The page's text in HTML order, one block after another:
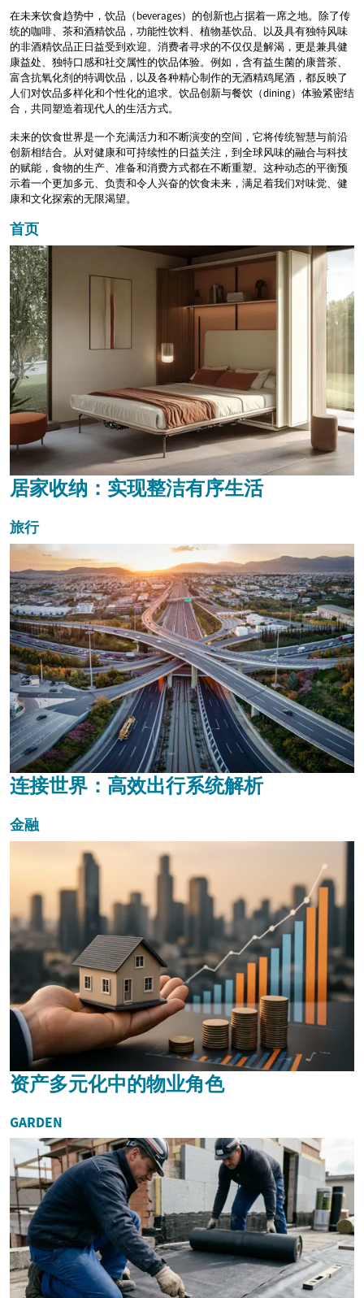
在未来饮食趋势中，饮品（beverages）的创新也占据着一席之地。除了传
统的咖啡、茶和酒精饮品，功能性饮料、植物基饮品、以及具有独特风味
的非酒精饮品正日益受到欢迎。消费者寻求的不仅仅是解渴，更是兼具健
康益处、独特口感和社交属性的饮品体验。例如，含有益生菌的康普茶、
富含抗氧化剂的特调饮品，以及各种精心制作的无酒精鸡尾酒，都反映了
人们对饮品多样化和个性化的追求。饮品创新与餐饮（dining）体验紧密结
合，共同塑造着现代人的生活方式。
未来的饮食世界是一个充满活力和不断演变的空间，它将传统智慧与前沿
创新相结合。从对健康和可持续性的日益关注，到全球风味的融合与科技
的赋能，食物的生产、准备和消费方式都在不断重塑。这种动态的平衡预
示着一个更加多元、负责和令人兴奋的饮食未来，满足着我们对味觉、健
康和文化探索的无限渴望。
首页
居家收纳：实现整洁有序生活
旅行
连接世界：高效出行系统解析
金融
资产多元化中的物业角色
GARDEN